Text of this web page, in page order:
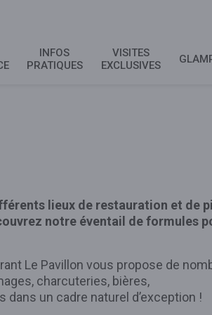
INFOS
PRATIQUES
VISITES
EXCLUSIVES
lieux de restauration et de
notre éventail de formules
Le Pavillon vous propose de
charcuteries, bières,
dans un cadre naturel d’exception !